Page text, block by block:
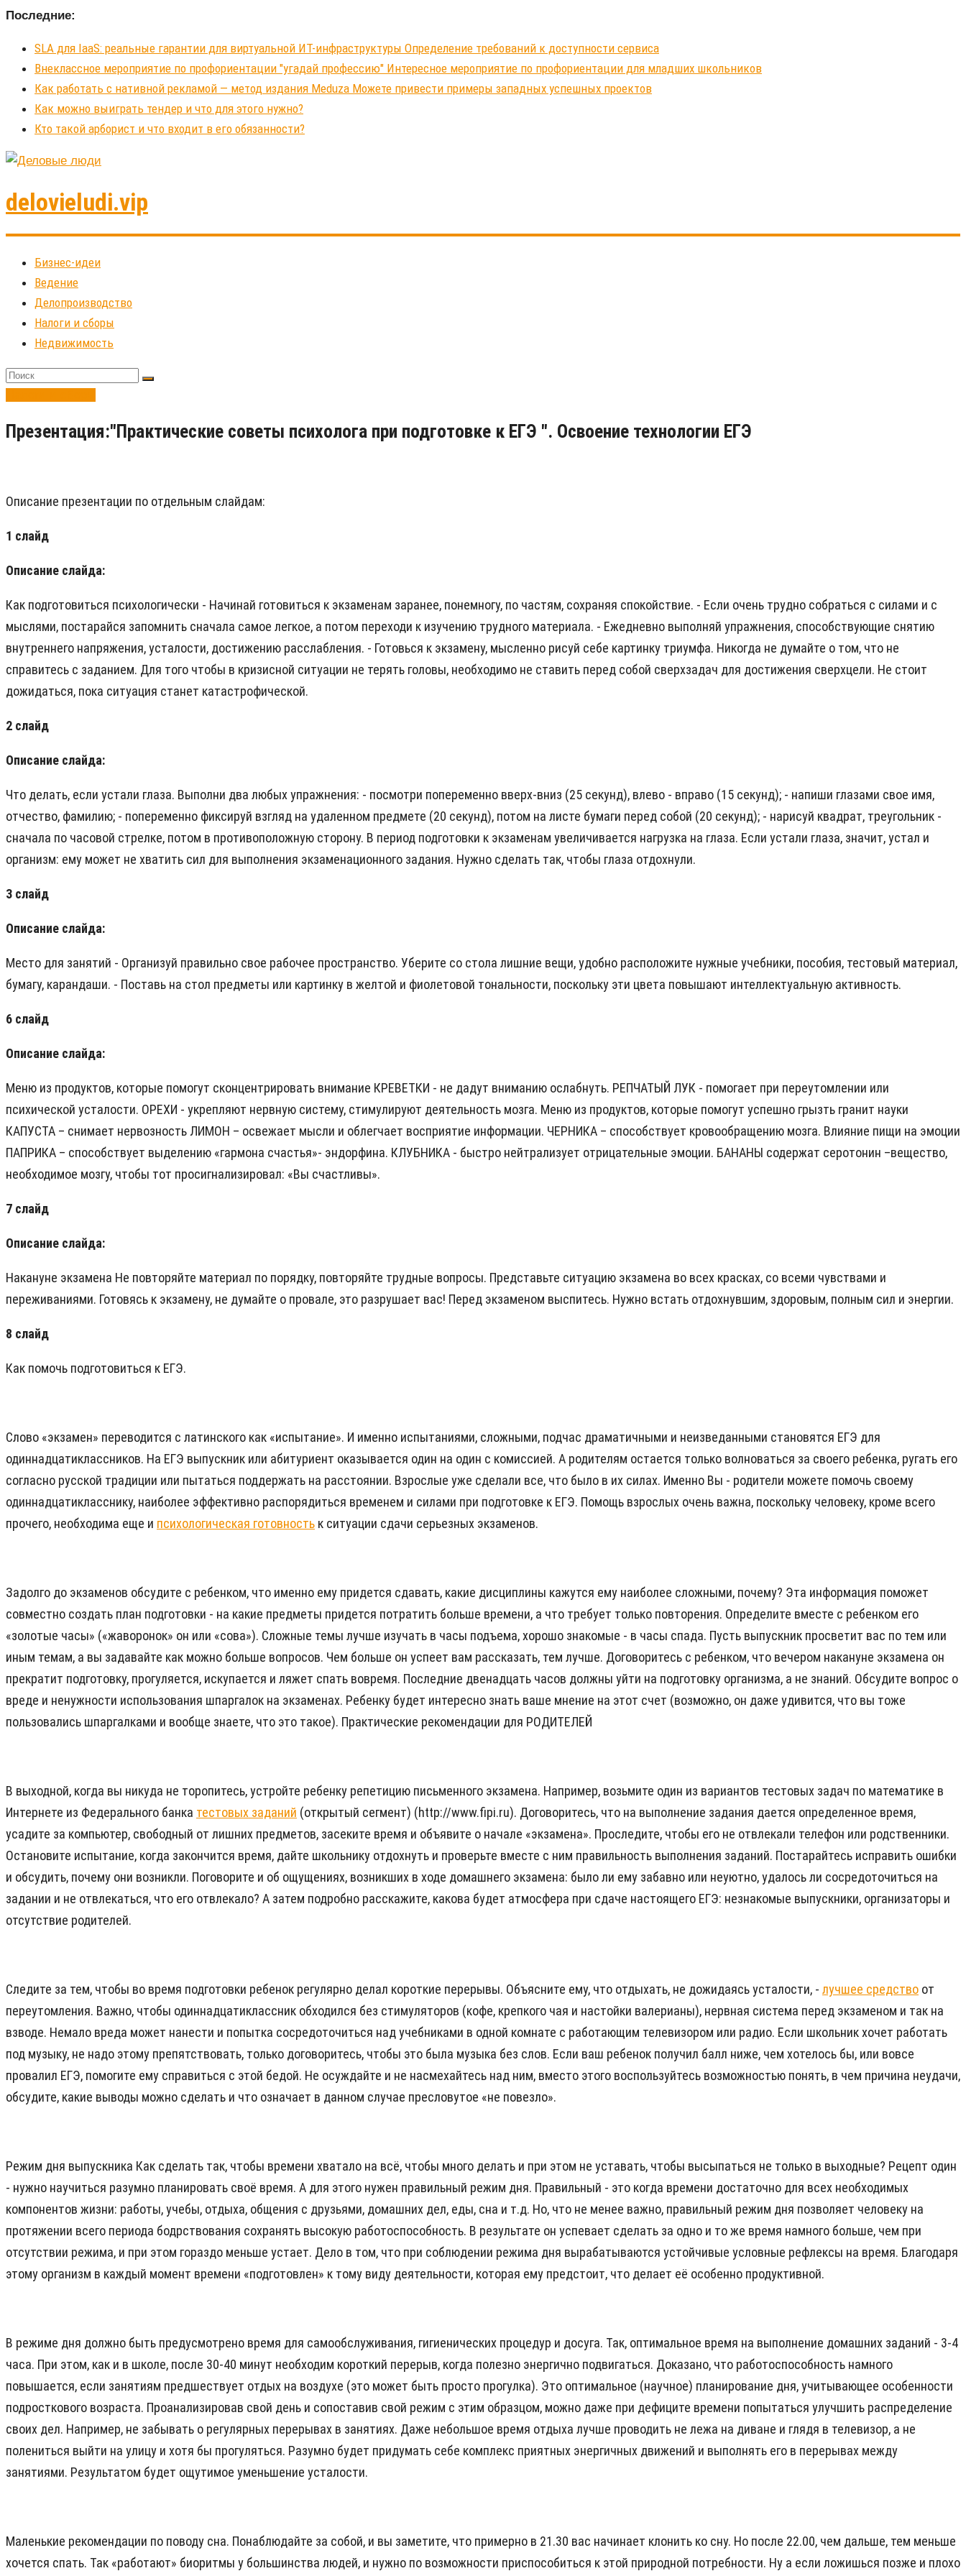
Последние:
SLA для IaaS: реальные гарантии для виртуальной ИТ-инфраструктуры Определение требований к доступности сервиса
Внеклассное мероприятие по профориентации "угадай профессию" Интересное мероприятие по профориентации для младших школьников
Как работать с нативной рекламой — метод издания Meduza Можете привести примеры западных успешных проектов
Как можно выиграть тендер и что для этого нужно?
Кто такой арборист и что входит в его обязанности?
delovieludi.vip
Бизнес-идеи
Ведение
Делопроизводство
Налоги и сборы
Недвижимость
Презентация:"Практические советы психолога при подготовке к ЕГЭ ". Освоение технологии ЕГЭ
Описание презентации по отдельным слайдам:
1 слайд
Описание слайда:
Как подготовиться психологически - Начинай готовиться к экзаменам заранее, понемногу, по частям, сохраняя спокойствие. - Если очень трудно собраться с силами и с
мыслями, постарайся запомнить сначала самое легкое, а потом переходи к изучению трудного материала. - Ежедневно выполняй упражнения, способствующие снятию
внутреннего напряжения, усталости, достижению расслабления. - Готовься к экзамену, мысленно рисуй себе картинку триумфа. Никогда не думайте о том, что не
справитесь с заданием. Для того чтобы в кризисной ситуации не терять головы, необходимо не ставить перед собой сверхзадач для достижения сверхцели. Не стоит
дожидаться, пока ситуация станет катастрофической.
2 слайд
Описание слайда:
Что делать, если устали глаза. Выполни два любых упражнения: - посмотри попеременно вверх-вниз (25 секунд), влево - вправо (15 секунд); - напиши глазами свое имя,
отчество, фамилию; - попеременно фиксируй взгляд на удаленном предме­те (20 секунд), потом на листе бумаги перед собой (20 секунд); - нарисуй квадрат, треугольник -
сначала по часовой стрелке, потом в противоположную сторону. В период подготовки к экзаменам увеличивается нагрузка на глаза. Если устали глаза, значит, устал и
организм: ему может не хватить сил для выполнения экзаме­национного задания. Нужно сделать так, чтобы глаза отдохнули.
3 слайд
Описание слайда:
Место для занятий - Организуй правильно свое рабочее пространство. Уберите со стола лишние вещи, удобно расположите нужные учебники, пособия, тестовый материал,
бумагу, карандаши. - Поставь на стол предметы или картинку в желтой и фиолетовой тональности, поскольку эти цвета повышают интеллектуальную активность.
6 слайд
Описание слайда:
Меню из продуктов, которые помогут сконцентрировать внимание КРЕВЕТКИ - не дадут вниманию ослабнуть. РЕПЧАТЫЙ ЛУК - помогает при переутомлении или
психической усталости. ОРЕХИ - укрепляют нервную систему, стимулируют деятельность мозга. Меню из продуктов, которые помогут успешно грызть гранит науки
КАПУСТА – снимает нервозность ЛИМОН – освежает мысли и облегчает восприятие информации. ЧЕРНИКА – способствует кровообращению мозга. Влияние пищи на эмоции
ПАПРИКА – способствует выделению «гармона счастья»- эндорфина. КЛУБНИКА - быстро нейтрализует отрицательные эмоции. БАНАНЫ содержат серотонин –вещество,
необходимое мозгу, чтобы тот просигнализировал: «Вы счастливы».
7 слайд
Описание слайда:
Накануне экзамена Не повторяйте материал по порядку, повторяйте трудные вопросы. Представьте ситуацию экзамена во всех красках, со всеми чувствами и
переживаниями. Готовясь к экзамену, не думайте о провале, это разрушает вас! Перед экзаменом выспитесь. Нужно встать отдохнувшим, здоровым, полным сил и энергии.
8 слайд
Как помочь подготовиться к ЕГЭ.
Слово «экзамен» переводится с латинского как «испытание». И именно испытаниями, сложными, подчас драматичными и неизведанными становятся ЕГЭ для
одиннадцатиклассников. На ЕГЭ выпускник или абитуриент оказывается один на один с комиссией. А родителям остается только волноваться за своего ребенка, ругать его
согласно русской традиции или пытаться поддержать на расстоянии. Взрослые уже сделали все, что было в их силах. Именно Вы - родители можете помочь своему
одиннадцатикласснику, наиболее эффективно распорядиться временем и силами при подготовке к ЕГЭ. Помощь взрослых очень важна, поскольку человеку, кроме всего
прочего, необходима еще и психологическая готовность к ситуации сдачи серьезных экзаменов.
Задолго до экзаменов обсудите с ребенком, что именно ему придется сдавать, какие дисциплины кажутся ему наиболее сложными, почему? Эта информация поможет
совместно создать план подготовки - на какие предметы придется потратить больше времени, а что требует только повторения. Определите вместе с ребенком его
«золотые часы» («жаворонок» он или «сова»). Сложные темы лучше изучать в часы подъема, хорошо знакомые - в часы спада. Пусть выпускник просветит вас по тем или
иным темам, а вы задавайте как можно больше вопросов. Чем больше он успеет вам рассказать, тем лучше. Договоритесь с ребенком, что вечером накануне экзамена он
прекратит подготовку, прогуляется, искупается и ляжет спать вовремя. Последние двенадцать часов должны уйти на подготовку организма, а не знаний. Обсудите вопрос о
вреде и ненужности использования шпаргалок на экзаменах. Ребенку будет интересно знать ваше мнение на этот счет (возможно, он даже удивится, что вы тоже
пользовались шпаргалками и вообще знаете, что это такое). Практические рекомендации для РОДИТЕЛЕЙ
В выходной, когда вы никуда не торопитесь, устройте ребенку репетицию письменного экзамена. Например, возьмите один из вариантов тестовых задач по математике в
Интернете из Федерального банка тестовых заданий (открытый сегмент) (http://www.fipi.ru). Договоритесь, что на выполнение задания дается определенное время,
усадите за компьютер, свободный от лишних предметов, засеките время и объявите о начале «экзамена». Проследите, чтобы его не отвлекали телефон или родственники.
Остановите испытание, когда закончится время, дайте школьнику отдохнуть и проверьте вместе с ним правильность выполнения заданий. Постарайтесь исправить ошибки
и обсудить, почему они возникли. Поговорите и об ощущениях, возникших в ходе домашнего экзамена: было ли ему забавно или неуютно, удалось ли сосредоточиться на
задании и не отвлекаться, что его отвлекало? А затем подробно расскажите, какова будет атмосфера при сдаче настоящего ЕГЭ: незнакомые выпускники, организаторы и
отсутствие родителей.
Следите за тем, чтобы во время подготовки ребенок регулярно делал короткие перерывы. Объясните ему, что отдыхать, не дожидаясь усталости, - лучшее средство от
переутомления. Важно, чтобы одиннадцатиклассник обходился без стимуляторов (кофе, крепкого чая и настойки валерианы), нервная система перед экзаменом и так на
взводе. Немало вреда может нанести и попытка сосредоточиться над учебниками в одной комнате с работающим телевизором или радио. Если школьник хочет работать
под музыку, не надо этому препятствовать, только договоритесь, чтобы это была музыка без слов. Если ваш ребенок получил балл ниже, чем хотелось бы, или вовсе
провалил ЕГЭ, помогите ему справиться с этой бедой. Не осуждайте и не насмехайтесь над ним, вместо этого воспользуйтесь возможностью понять, в чем причина неудачи,
обсудите, какие выводы можно сделать и что означает в данном случае пресловутое «не повезло».
Режим дня выпускника Как сделать так, чтобы времени хватало на всё, чтобы много делать и при этом не уставать, чтобы высыпаться не только в выходные? Рецепт один
- нужно научиться разумно планировать своё время. А для этого нужен правильный режим дня. Правильный - это когда времени достаточно для всех необходимых
компонентов жизни: работы, учебы, отдыха, общения с друзьями, домашних дел, еды, сна и т.д. Но, что не менее важно, правильный режим дня позволяет человеку на
протяжении всего периода бодрствования сохранять высокую работоспособность. В результате он успевает сделать за одно и то же время намного больше, чем при
отсутствии режима, и при этом гораздо меньше устает. Дело в том, что при соблюдении режима дня вырабатываются устойчивые условные рефлексы на время. Благодаря
этому организм в каждый момент времени «подготовлен» к тому виду деятельности, которая ему предстоит, что делает её особенно продуктивной.
В режиме дня должно быть предусмотрено время для самообслуживания, гигиенических процедур и досуга. Так, оптимальное время на выполнение домашних заданий - 3-4
часа. При этом, как и в школе, после 30-40 минут необходим короткий перерыв, когда полезно энергично подвигаться. Доказано, что работоспособность намного
повышается, если занятиям предшествует отдых на воздухе (это может быть просто прогулка). Это оптимальное (научное) планирование дня, учитывающее особенности
подросткового возраста. Проанализировав свой день и сопоставив свой режим с этим образцом, можно даже при дефиците времени попытаться улучшить распределение
своих дел. Например, не забывать о регулярных перерывах в занятиях. Даже небольшое время отдыха лучше проводить не лежа на диване и глядя в телевизор, а не
полениться выйти на улицу и хотя бы прогуляться. Разумно будет придумать себе комплекс приятных энергичных движений и выполнять его в перерывах между
занятиями. Результатом будет ощутимое уменьшение усталости.
Маленькие рекомендации по поводу сна. Понаблюдайте за собой, и вы заметите, что примерно в 21.30 вас начинает клонить ко сну. Но после 22.00, чем дальше, тем меньше
хочется спать. Так «работают» биоритмы у большинства людей, и нужно по возможности приспособиться к этой природной потребности. Ну а если ложишься позже и плохо